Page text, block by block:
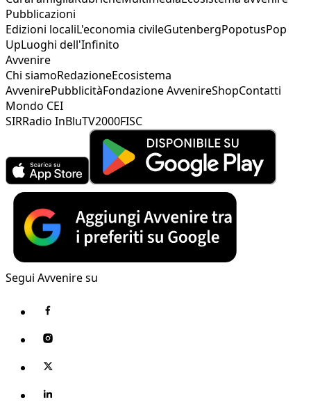
Pubblicazioni
Edizioni localiL'economia civileGutenbergPopotusPop
UpLuoghi dell'Infinito
Avvenire
Chi siamoRedazioneEcosistema
AvvenirePubblicitàFondazione AvvenireShopContatti
Mondo CEI
SIRRadio InBluTV2000FISC
Segui Avvenire su